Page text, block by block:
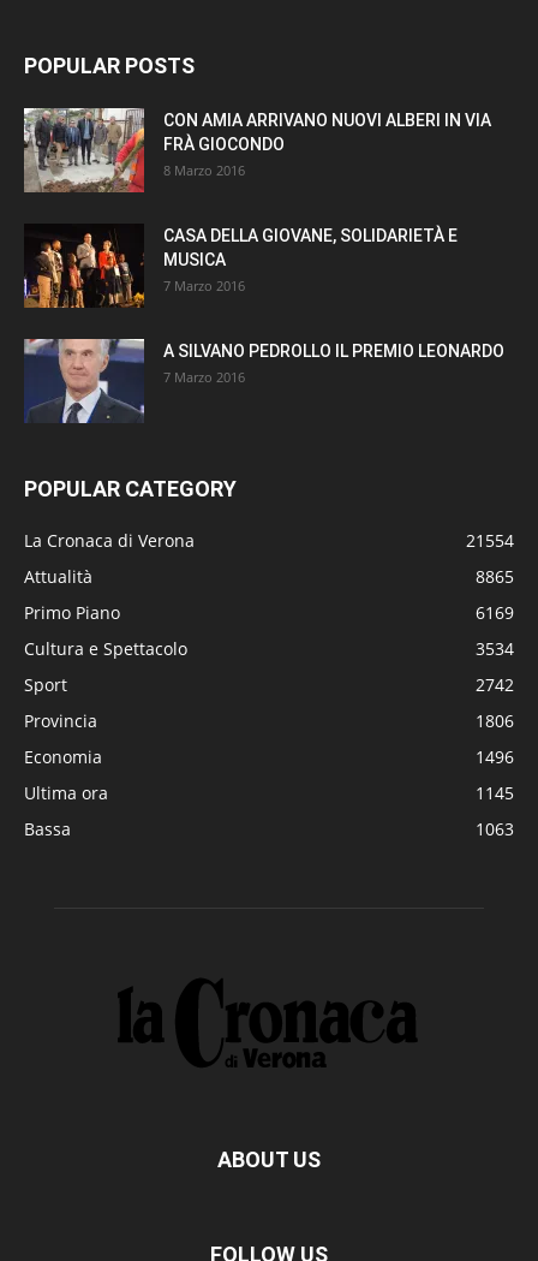
POPULAR POSTS
CON AMIA ARRIVANO NUOVI ALBERI IN VIA
FRÀ GIOCONDO
8 Marzo 2016
CASA DELLA GIOVANE, SOLIDARIETÀ E
MUSICA
7 Marzo 2016
A SILVANO PEDROLLO IL PREMIO LEONARDO
7 Marzo 2016
POPULAR CATEGORY
La Cronaca di Verona
21554
Attualità
8865
Primo Piano
6169
Cultura e Spettacolo
3534
Sport
2742
Provincia
1806
Economia
1496
Ultima ora
1145
Bassa
1063
ABOUT US
FOLLOW US